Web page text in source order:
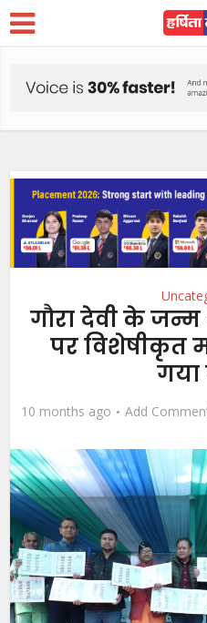
गौरा देवी के
पर विशेषीकृत
गया
10 months ago Add